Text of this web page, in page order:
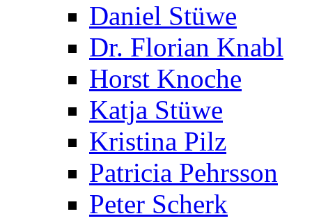
Daniel Stüwe
Dr. Florian Knabl
Horst Knoche
Katja Stüwe
Kristina Pilz
Patricia Pehrsson
Peter Scherk